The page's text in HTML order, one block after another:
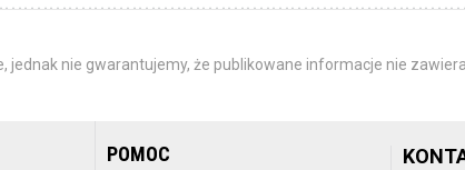
jednak nie gwarantujemy, że publikowane informacje nie
POMOC